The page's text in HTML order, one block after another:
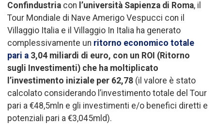
Confindustria con l’università Sapienza di Roma, il
Tour Mondiale di Nave Amerigo Vespucci con il
Villaggio Italia e il Villaggio In Italia ha generato
complessivamente un ritorno economico totale
pari a 3,04 miliardi di euro, con un ROI (Ritorno
sugli Investimenti) che ha moltiplicato
l’investimento iniziale per 62,78 (il valore è stato
calcolato considerando l’investimento totale del Tour
pari a €48,5mln e gli investimenti e/o benefici diretti e
potenziali pari a €3,045mld).